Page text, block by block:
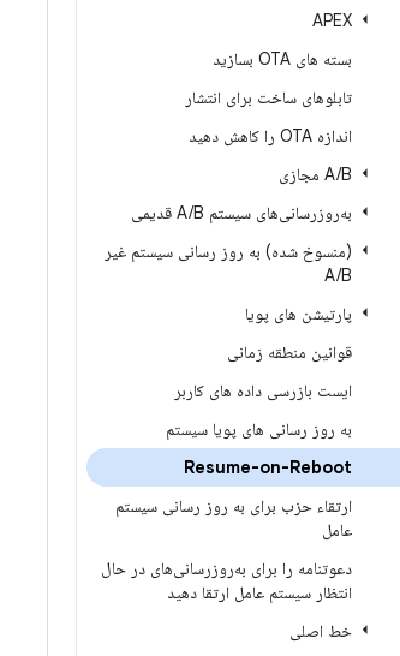
APEX
بسته های OTA بسازید
تابلوهای ساخت برای انتشار
اندازه OTA را کاهش دهید
A/B مجازی
به‌روزرسانی‌های سیستم A
/B قدیمی
(منسوخ شده) به روز رسانی سیستم غیر
A/B
پارتیشن های پویا
قوانین منطقه زمانی
ایست بازرسی داده های کاربر
به روز رسانی های پویا سیستم
Resume-on-Reboot
ارتقاء حزب برای به روز رسانی سیستم
عامل
دعوتنامه را برای به‌روزرسانی‌های در حال
انتظار سیستم عامل ارتقا دهید
خط اصلی